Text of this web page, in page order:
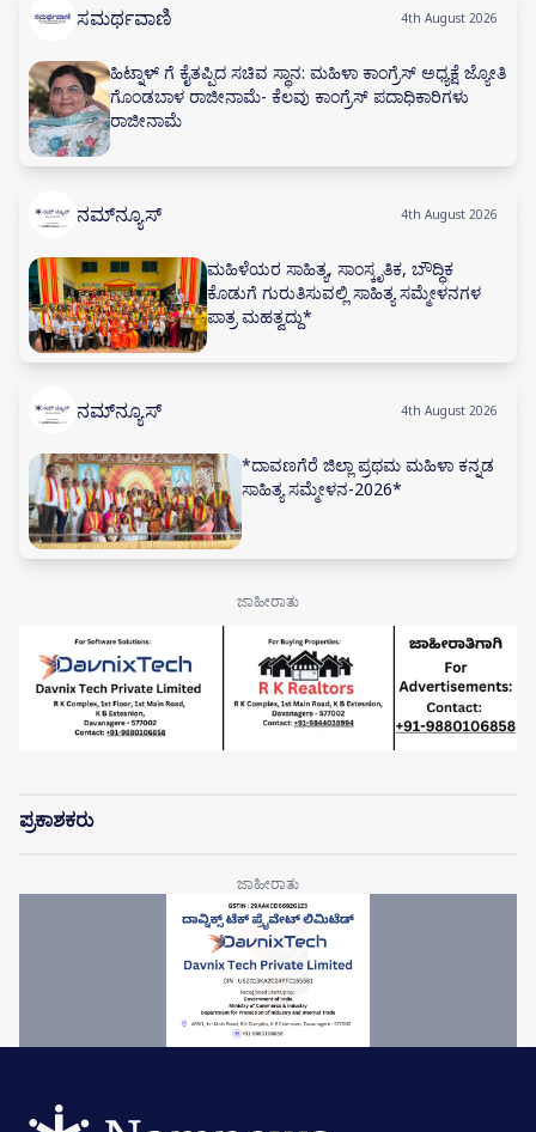
ಸಮರ್ಥವಾಣಿ 4th August 2026
ಹಿಟ್ನಾಳ್ ಗೆ ಕೈತಪ್ಪಿದ ಸಚಿವ ಸ್ಥಾನ: ಮಹಿಳಾ ಕಾಂಗ್ರೆಸ್ ಅಧ್ಯಕ್ಷೆ ಜ್ಯೋತಿ
ಗೊಂಡಬಾಳ ರಾಜೀನಾಮೆ- ಕೆಲವು ಕಾಂಗ್ರೆಸ್ ಪದಾಧಿಕಾರಿಗಳು
ರಾಜೀನಾಮೆ
ನಮ್‌ನ್ಯೂಸ್ 4th August 2026
ಮಹಿಳೆಯರ ಸಾಹಿತ್ಯ, ಸಾಂಸ್ಕೃತಿಕ, ಬೌದ್ಧಿಕ
ಕೊಡುಗೆ ಗುರುತಿಸುವಲ್ಲಿ ಸಾಹಿತ್ಯ ಸಮ್ಮೇಳನಗಳ
ಪಾತ್ರ ಮಹತ್ವದ್ದು*
ನಮ್‌ನ್ಯೂಸ್ 4th August 2026
*ದಾವಣಗೆರೆ ಜಿಲ್ಲಾ ಪ್ರಥಮ ಮಹಿಳಾ ಕನ್ನಡ
ಸಾಹಿತ್ಯ ಸಮ್ಮೇಳನ-2026*
ಪ್ರಕಾಶಕರು